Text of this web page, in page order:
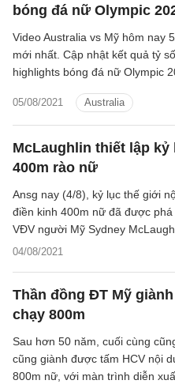
bóng đá nữ Olympic
05/08/2021 Australia
Video Australia vs Mỹ hôm nay
mới nhất. Cập nhật kết quả tỷ
highlights bóng đá nữ Olympic
McLaughlin thiết lập
400m rào nữ
04/08/2021
Ansg nay (4/8), kỷ lục thế giới
điền kinh 400m nữ đã được
VĐV người Mỹ Sydney
Thần đồng ĐT Mỹ
chạy 800m
Sau hơn 50 năm, cuối cùng
cũng giành được tấm HCV nội
800m nữ, với màn trình diễn